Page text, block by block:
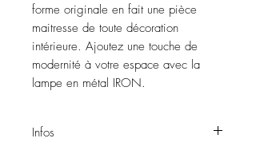
forme originale en fait une pièce
maitresse de toute décoration
intérieure. Ajoutez une touche de
modernité à votre espace avec la
lampe en métal IRON.
Infos